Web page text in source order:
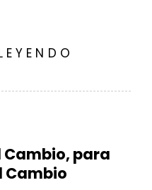
Cambio, para
Cambio